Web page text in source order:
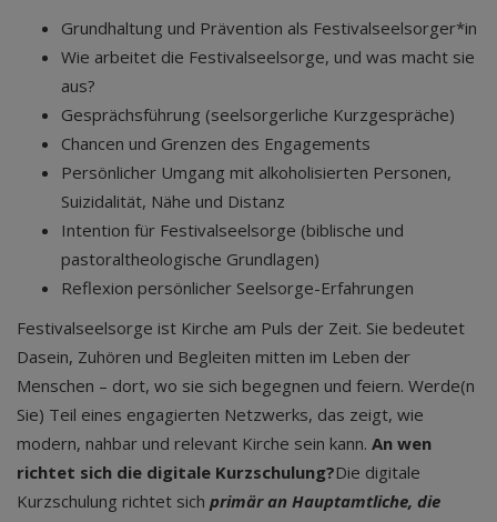
Grundhaltung und Prävention als Festivalseelsorger*in
Wie arbeitet die Festivalseelsorge, und was macht sie
aus?
Gesprächsführung (seelsorgerliche Kurzgespräche)
Chancen und Grenzen des Engagements
Persönlicher Umgang mit alkoholisierten Personen,
Suizidalität, Nähe und Distanz
Intention für Festivalseelsorge (biblische und
pastoraltheologische Grundlagen)
Reflexion persönlicher Seelsorge-Erfahrungen
Festivalseelsorge ist Kirche am Puls der Zeit. Sie bedeutet
Dasein, Zuhören und Begleiten mitten im Leben der
Menschen – dort, wo sie sich begegnen und feiern. Werde(n
Sie) Teil eines engagierten Netzwerks, das zeigt, wie
modern, nahbar und relevant Kirche sein kann. An wen
richtet sich die digitale Kurzschulung?Die digitale
Kurzschulung richtet sich primär an Hauptamtliche, die